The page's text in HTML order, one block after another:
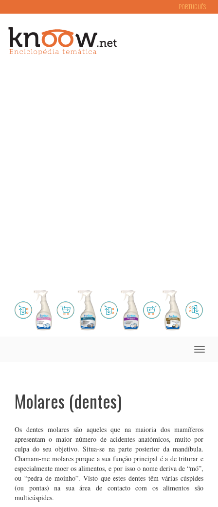
PORTUGUÊS
Toggle
Molares (dentes)
Os dentes molares são aqueles que na maioria dos mamíferos
apresentam o maior número de acidentes anatómicos, muito por
culpa do seu objetivo. Situa-se na parte posterior da mandíbula.
Chamam-me molares porque a sua função principal é a de triturar e
especialmente moer os alimentos, e por isso o nome deriva de “mó”,
ou “pedra de moinho”. Visto que estes dentes têm várias cúspides
(ou pontas) na sua área de contacto com os alimentos são
multicúspides.